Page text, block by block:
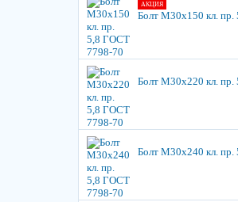
АКЦИЯ
Болт М30х150 кл.
Болт М30х220 кл.
Болт М30х240 кл.